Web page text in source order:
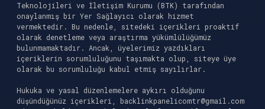
Teknolojileri ve İletişim Kurumu (BTK) tarafından
onaylanmış bir Yer Sağlayıcı olarak hizmet
vermektedir. Bu nedenle, sitedeki içerikleri proaktif
olarak denetleme veya araştırma yükümlülüğümüz
bulunmamaktadır. Ancak, üyelerimiz yazdıkları
içeriklerin sorumluluğunu taşımakta olup, siteye üye
olarak bu sorumluluğu kabul etmiş sayılırlar.
Hukuka ve yasal düzenlemelere aykırı olduğunu
düşündüğünüz içerikleri, backlinkpanelicomtr@gmail.com